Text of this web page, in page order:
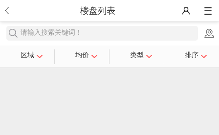
楼盘列表
请输入搜索关键词！
区域 均价 类型 排序